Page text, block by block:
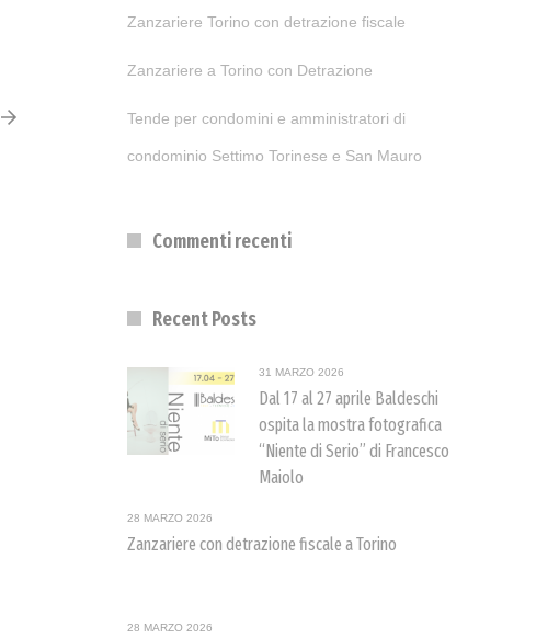
Zanzariere Torino con detrazione fiscale
Zanzariere a Torino con Detrazione
Tende per condomini e amministratori di
condominio Settimo Torinese e San Mauro
Commenti recenti
Recent Posts
31 MARZO 2026
Dal 17 al 27 aprile Baldeschi
ospita la mostra fotografica
“Niente di Serio” di Francesco
Maiolo
28 MARZO 2026
Zanzariere con detrazione fiscale a Torino
28 MARZO 2026